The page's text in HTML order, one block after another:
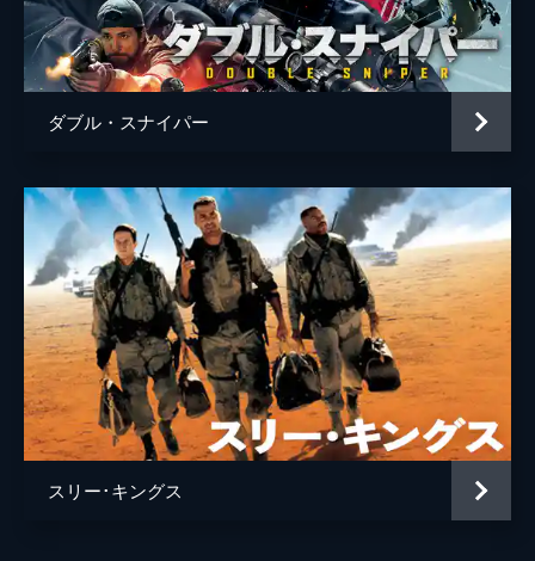
ダブル・スナイパー
スリー･キングス